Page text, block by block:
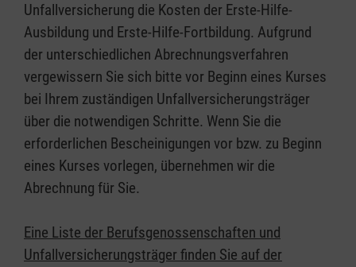
Unfallversicherung die Kosten der Erste-Hilfe-
Ausbildung und Erste-Hilfe-Fortbildung. Aufgrund
der unterschiedlichen Abrechnungsverfahren
vergewissern Sie sich bitte vor Beginn eines Kurses
bei Ihrem zuständigen Unfallversicherungsträger
über die notwendigen Schritte. Wenn Sie die
erforderlichen Bescheinigungen vor bzw. zu Beginn
eines Kurses vorlegen, übernehmen wir die
Abrechnung für Sie.
Eine Liste der Berufsgenossenschaften und
Unfallversicherungsträger finden Sie auf der